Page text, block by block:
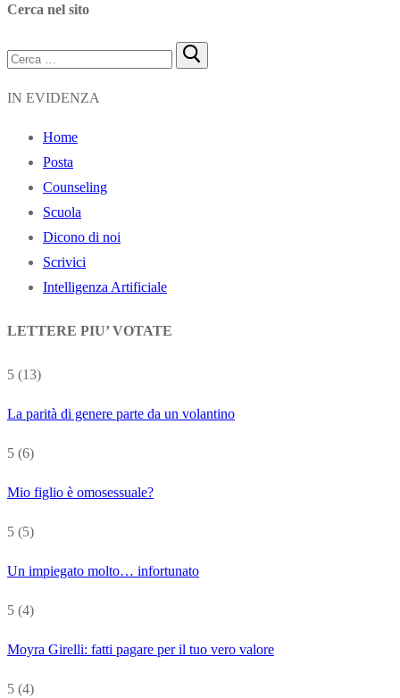
Cerca nel sito
Cerca:
IN EVIDENZA
Home
Posta
Counseling
Scuola
Dicono di noi
Scrivici
Intelligenza Artificiale
LETTERE PIU’ VOTATE
5 (13)
La parità di genere parte da un volantino
5 (6)
Mio figlio è omosessuale?
5 (5)
Un impiegato molto… infortunato
5 (4)
Moyra Girelli: fatti pagare per il tuo vero valore
5 (4)